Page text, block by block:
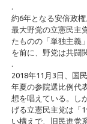
.
約6年となる安倍政
最大野党の立憲民主
たものの「単独主義
を前に、野党は共闘
.
2018年11月3日、国
年夏の参院選比例代
想を唱えている。し
げる立憲民主党は「
い構えで、旧民進党